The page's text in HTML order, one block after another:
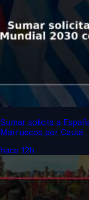
Sumar solicita a
Marruecos por Ceuta
hace 12h